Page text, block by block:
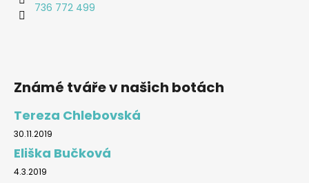
736 772 499
Známé tváře v našich botách
Tereza Chlebovská
30.11.2019
Eliška Bučková
4.3.2019